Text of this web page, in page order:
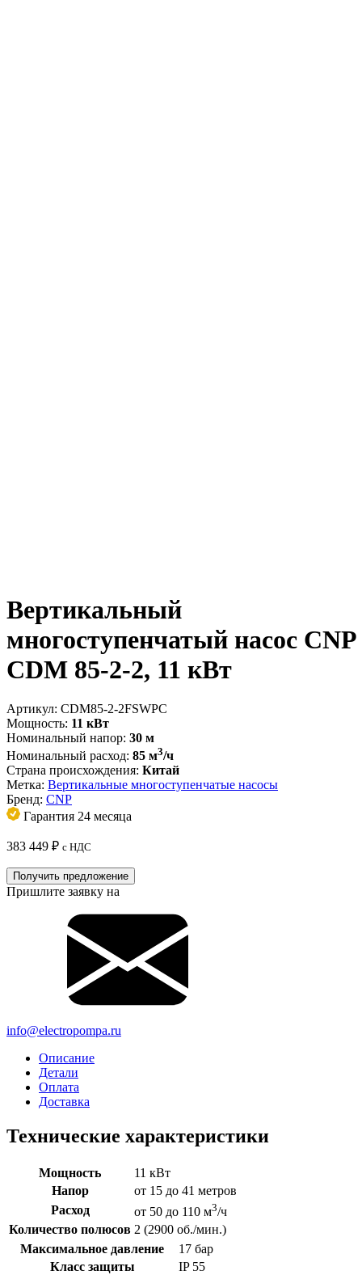
Вертикальный
многоступенчатый насос CNP
CDM 85-2-2, 11 кВт
Артикул: CDM85-2-2FSWPC
Мощность: 11 кВт
Номинальный напор: 30 м
Номинальный расход: 85 м3/ч
Страна происхождения: Китай
Метка: Вертикальные многоступенчатые насосы
Бренд: CNP
Гарантия 24 месяца
383 449 ₽ с НДС
Получить предложение
Пришлите заявку на
info@electropompa.ru
Описание
Детали
Оплата
Доставка
Технические характеристики
Мощность
11 кВт
Напор
от 15 до 41 метров
Расход
от 50 до 110 м3/ч
Количество полюсов 2 (2900 об./мин.)
Максимальное давление
17 бар
Класс защиты
IP 55